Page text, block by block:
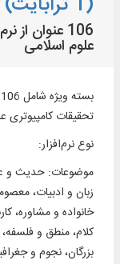
106 عنوان
علوم اسلامی
تحقیقات
نوع نرم‌افزار:
موضوعات:حدیث و
زبان و ادبیات،
خانواده و مشاوره،
كلام، منطق و
بزرگان، نجوم و